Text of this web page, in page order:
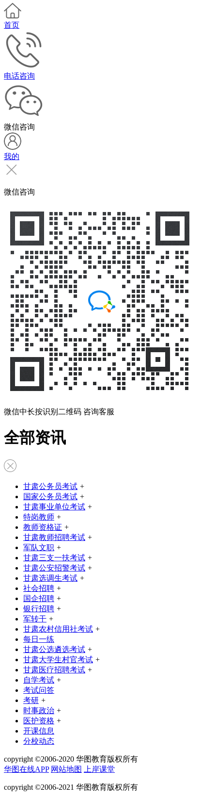
首页
电话咨询
微信咨询
我的
微信咨询
微信中长按识别二维码 咨询客服
全部资讯
甘肃公务员考试 +
国家公务员考试 +
甘肃事业单位考试 +
特岗教师 +
教师资格证 +
甘肃教师招聘考试 +
军队文职 +
甘肃三支一扶考试 +
甘肃公安招警考试 +
甘肃选调生考试 +
社会招聘 +
国企招聘 +
银行招聘 +
军转干 +
甘肃农村信用社考试 +
每日一练
甘肃公选遴选考试 +
甘肃大学生村官考试 +
甘肃医疗招聘考试 +
自学考试 +
考试问答
考研 +
时事政治 +
医护资格 +
开课信息
分校动态
copyright ©2006-2020 华图教育版权所有
华图在线APP 网站地图 上岸课堂
copyright ©2006-2021 华图教育版权所有